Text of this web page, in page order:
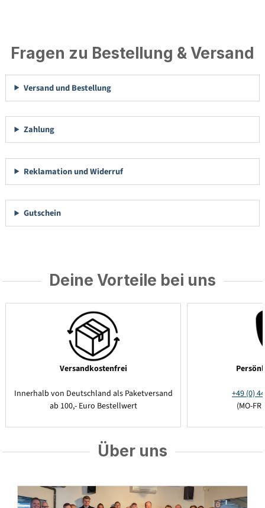
Fragen zu Bestellung & Versand
Versand und Bestellung
Zahlung
Reklamation und Widerruf
Gutschein
Deine Vorteile bei uns
Versandkostenfrei
Innerhalb von Deutschland als Paketversand
ab 100,- Euro Bestellwert
+49 (0)
(MO-
Über uns